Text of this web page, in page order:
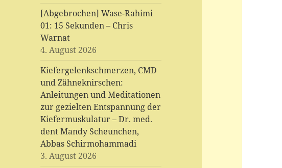
[Abgebrochen] Wase-Rahimi
01: 15 Sekunden – Chris
Warnat
4. August 2026
Kiefergelenkschmerzen, CMD
und Zähneknirschen:
Anleitungen und Meditationen
zur gezielten Entspannung der
Kiefermuskulatur – Dr. med.
dent Mandy Scheunchen,
Abbas Schirmohammadi
3. August 2026